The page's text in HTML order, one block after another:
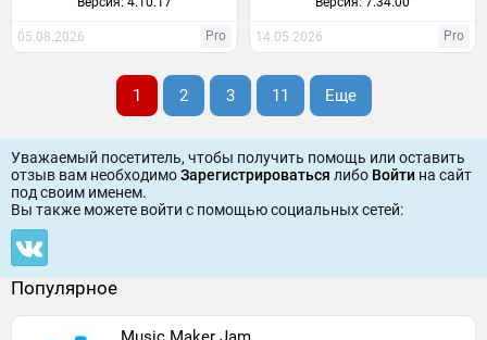
05.08.2026 Pro 14.05.2026 Pro
1 2 3 11 Еще
Уважаемый посетитель, чтобы получить помощь или оставить
отзыв вам необходимоЗарегистрироваться либо Войти на сайт
под своим именем.
Вы также можете войти c помощью социальных сетей:
Популярное